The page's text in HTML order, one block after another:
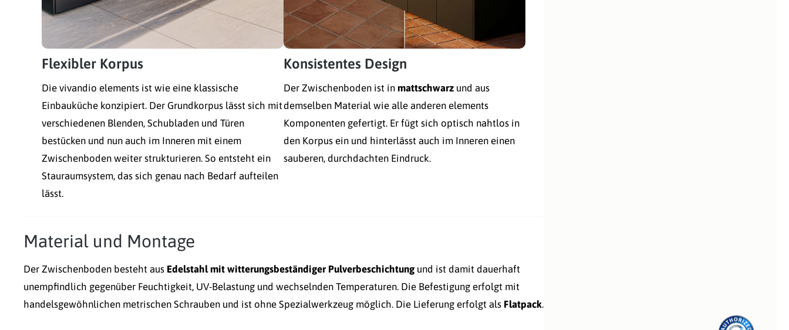
Flexibler Korpus
Die vivandio elements ist wie eine klassische
Einbauküche konzipiert. Der Grundkorpus lässt sich mit
verschiedenen Blenden, Schubladen und Türen
bestücken und nun auch im Inneren mit einem
Zwischenboden weiter strukturieren. So entsteht ein
Stauraumsystem, das sich genau nach Bedarf aufteilen
lässt.
Konsistentes Design
Der Zwischenboden ist in mattschwarz und aus
demselben Material wie alle anderen elements
Komponenten gefertigt. Er fügt sich optisch nahtlos in
den Korpus ein und hinterlässt auch im Inneren einen
sauberen, durchdachten Eindruck.
Material und Montage
Der Zwischenboden besteht aus Edelstahl mit witterungsbeständiger Pulverbeschichtung und ist damit dauerhaft
unempfindlich gegenüber Feuchtigkeit, UV-Belastung und wechselnden Temperaturen. Die Befestigung erfolgt mit
handelsgewöhnlichen metrischen Schrauben und ist ohne Spezialwerkzeug möglich. Die Lieferung erfolgt als Flatpack.